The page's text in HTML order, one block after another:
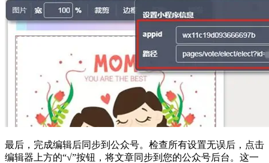
最后，完成编辑后同步到公众号。检查所有设置无误后，点击
编辑器上方的“√”按钮，将文章同步到您的公众号后台。这一